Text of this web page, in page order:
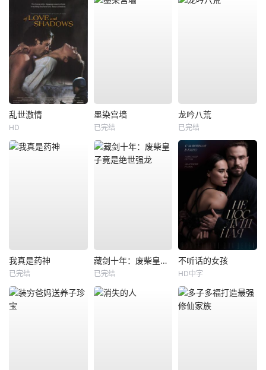
乱世激情
HD
墨染宫墙
已完结
龙吟八荒
已完结
我真是药神
已完结
藏剑十年：废柴皇子竟是绝世强龙
已完结
不听话的女孩
HD中字